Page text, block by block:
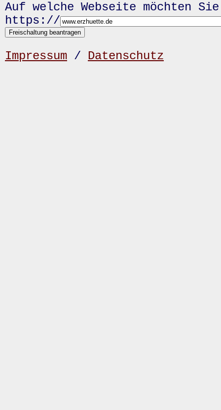
Auf welche Webseite möchten
https://
Impressum / Datenschutz